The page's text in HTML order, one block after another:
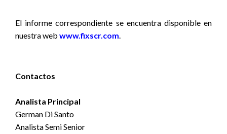
El informe correspondiente se encuentra disponible en
nuestra web www.fixscr.com.
Contactos
Analista Principal
German Di Santo
Analista Semi Senior